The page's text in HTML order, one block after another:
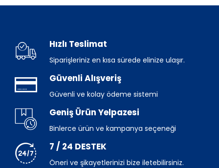
Hızlı Teslimat
Siparişleriniz en kısa sürede elinize ulaşır.
Güvenli Alışveriş
Güvenli ve kolay ödeme sistemi
Geniş Ürün Yelpazesi
Binlerce ürün ve kampanya seçeneği
7 / 24 DESTEK
Öneri ve şikayetlerinizi bize iletebilirsiniz.